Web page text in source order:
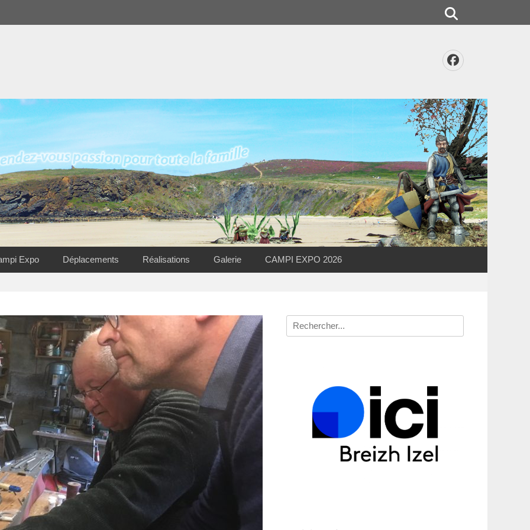
Facebook
Expo Déplacements Réalisations Galerie CAMPI EXPO 2026
Recherche
pour